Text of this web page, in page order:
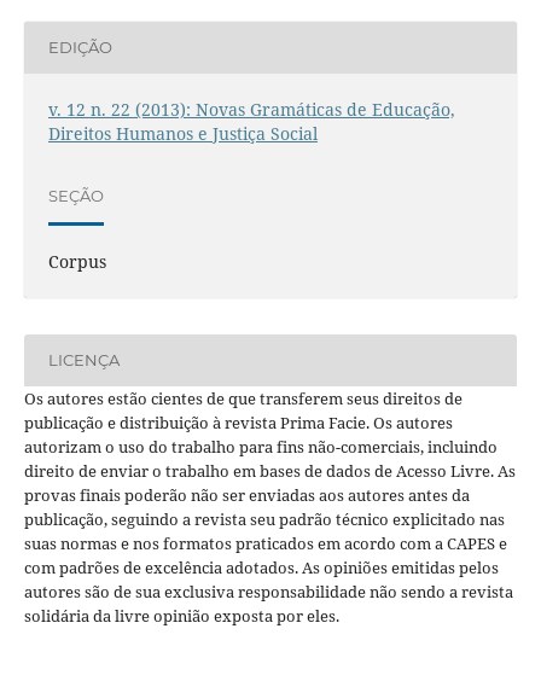
EDIÇÃO
v. 12 n. 22 (2013): Novas Gramáticas de Educação,
Direitos Humanos e Justiça Social
SEÇÃO
Corpus
LICENÇA
Os autores estão cientes de que transferem seus direitos de
publicação e distribuição à revista Prima Facie. Os autores
autorizam o uso do trabalho para fins não-comerciais, incluindo
direito de enviar o trabalho em bases de dados de Acesso Livre. As
provas finais poderão não ser enviadas aos autores antes da
publicação, seguindo a revista seu padrão técnico explicitado nas
suas normas e nos formatos praticados em acordo com a CAPES e
com padrões de excelência adotados. As opiniões emitidas pelos
autores são de sua exclusiva responsabilidade não sendo a revista
solidária da livre opinião exposta por eles.